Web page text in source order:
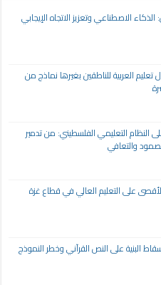
الاصطناعي وتعزيز الاتجاه الإيجابي
العربية للناطقين بغيرها نماذج من
وتأثيره على النظام التعليمي الفلسطيني: من تدمير
والتعافي
على التعليم العالي في قطاع غزة
البنية على النص القرآني وخطر النموذج